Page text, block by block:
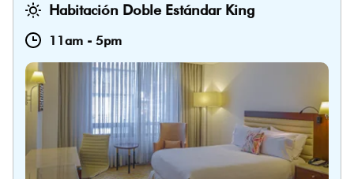
Habitación Doble Estándar King
11am - 5pm